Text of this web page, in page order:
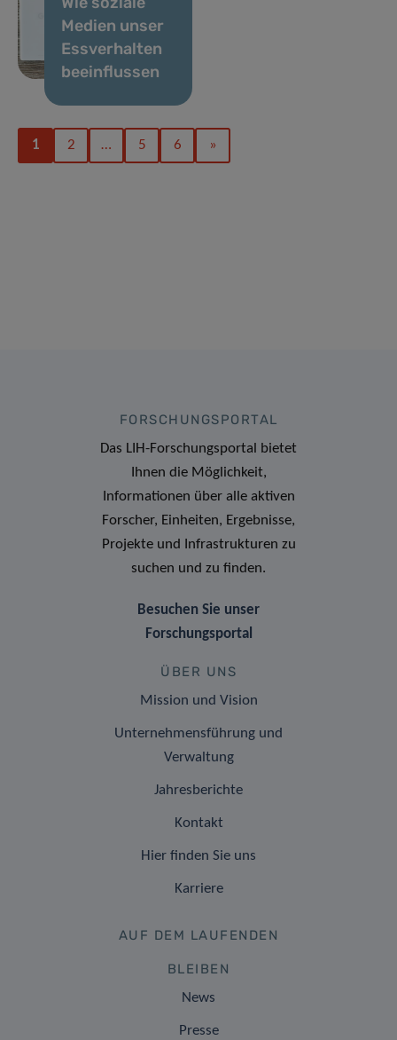
Medien unser
Essverhalten
beeinflussen
1 2 … 5 6 »
FORSCHUNGSPORTAL
Das LIH-Forschungsportal bietet
Ihnen die Möglichkeit,
Informationen über alle aktiven
Forscher, Einheiten, Ergebnisse,
Projekte und Infrastrukturen zu
suchen und zu finden.
Besuchen Sie unser
Forschungsportal
ÜBER UNS
Mission und Vision
Unternehmensführung und
Verwaltung
Jahresberichte
Kontakt
Hier finden Sie uns
Karriere
AUF DEM LAUFENDEN
BLEIBEN
News
Presse